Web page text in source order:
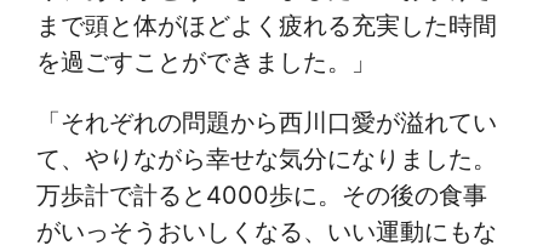
まで頭と体がほどよく疲れる充実した時間
を過ごすことができました。」
「それぞれの問題から西川口愛が溢れてい
て、やりながら幸せな気分になりました。
万歩計で計ると4000歩に。その後の食事
がいっそうおいしくなる、いい運動にもな